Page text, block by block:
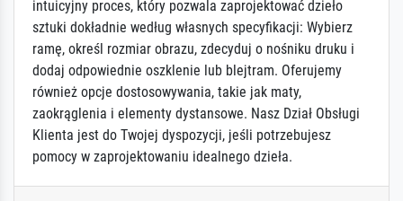
intuicyjny proces, który pozwala zaprojektować dzieło
sztuki dokładnie według własnych specyfikacji: Wybierz
ramę, określ rozmiar obrazu, zdecyduj o nośniku druku i
dodaj odpowiednie oszklenie lub blejtram. Oferujemy
również opcje dostosowywania, takie jak maty,
zaokrąglenia i elementy dystansowe. Nasz Dział Obsługi
Klienta jest do Twojej dyspozycji, jeśli potrzebujesz
pomocy w zaprojektowaniu idealnego dzieła.